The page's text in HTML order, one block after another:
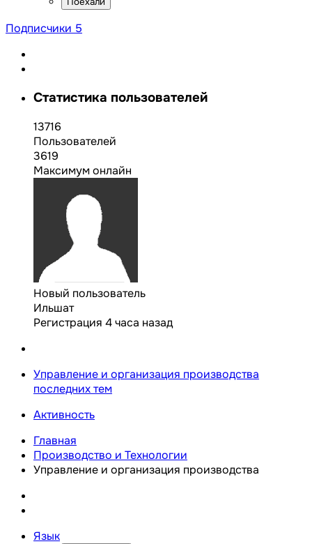
Подписчики 5
Статистика пользователей
13716
Пользователей
3619
Максимум онлайн
Новый пользователь
Ильшат
Регистрация 4 часа назад
Управление и организация производства
последних тем
Активность
Главная
Производство и Технологии
Управление и организация производства
Язык